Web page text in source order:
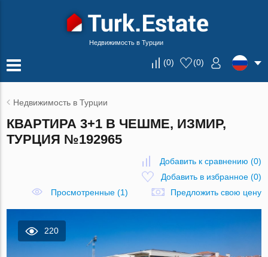
Недвижимость в Турции
(0) (0)
Недвижимость в Турции
КВАРТИРА 3+1 В ЧЕШМЕ, ИЗМИР,
ТУРЦИЯ №192965
Добавить к сравнению (0)
Добавить в избранное(0)
Просмотренные (1)
Предложить свою цену
220